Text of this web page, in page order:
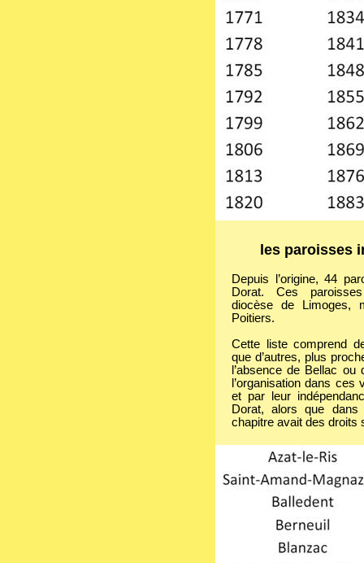
les paroisses
Depuis l’origine, 44
Dorat. Ces
diocèse de Limoges,
Poitiers.
Cette liste comprend
que d’autres, plus
l’absence de Bellac
l’organisation dans ces
et par leur
Dorat, alors que
chapitre avait des droits